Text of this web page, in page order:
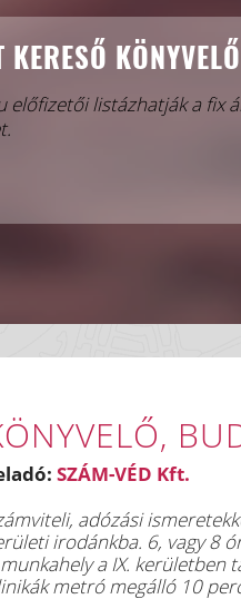
KERESŐ
előfizetői listázhatják a fix
SZÁM-VÉD Kft.
adózási
irodánkba. 6, vagy 8
a IX. kerületben
metró megálló 10